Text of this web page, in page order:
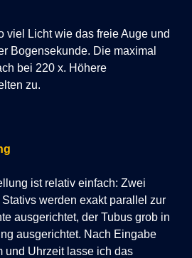
viel Licht wie das freie Auge und
Bogensekunde. Die maximal
bei 220 x. Höhere
zu.
ist relativ einfach: Zwei
werden exakt parallel zur
ausgerichtet, der Tubus grob in
ausgerichtet. Nach Eingabe
und Uhrzeit lasse ich das